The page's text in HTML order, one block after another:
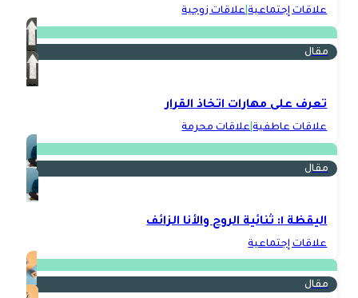
علاقات إجتماعية|علاقات زوجية
مقال
تعرف على مهارات اتخاذ القرار
علاقات عاطفية|علاقات محرمة
مقال
اليقظة ١: ثنائية الروح والأنا الزائف
علاقات إجتماعية
مقال